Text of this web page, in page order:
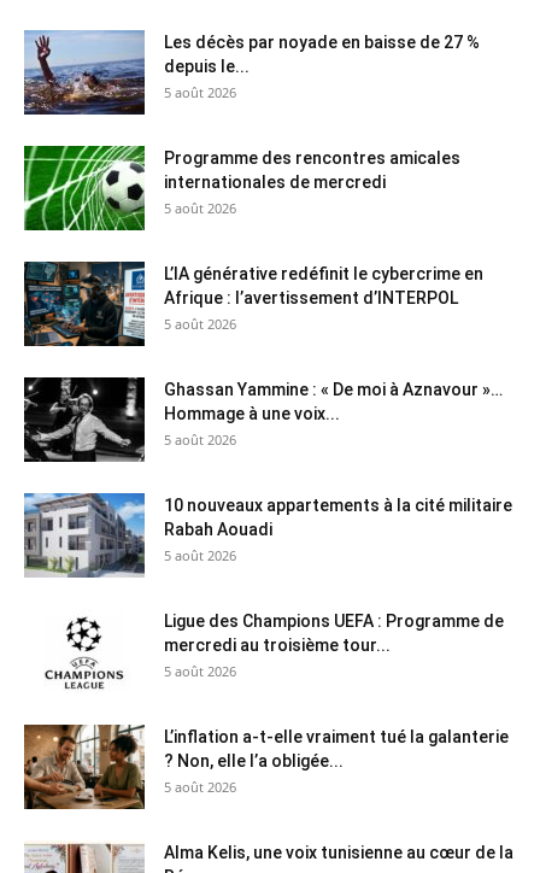
Les décès par noyade en baisse de 27 %
depuis le...
5 août 2026
Programme des rencontres amicales
internationales de mercredi
5 août 2026
L’IA générative redéfinit le cybercrime en
Afrique : l’avertissement d’INTERPOL
5 août 2026
Ghassan Yammine : « De moi à Aznavour »…
Hommage à une voix...
5 août 2026
10 nouveaux appartements à la cité militaire
Rabah Aouadi
5 août 2026
Ligue des Champions UEFA : Programme de
mercredi au troisième tour...
5 août 2026
L’inflation a-t-elle vraiment tué la galanterie
? Non, elle l’a obligée...
5 août 2026
Alma Kelis, une voix tunisienne au cœur de la